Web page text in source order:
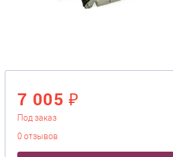
7 005 ₽
Под заказ
0 отзывов